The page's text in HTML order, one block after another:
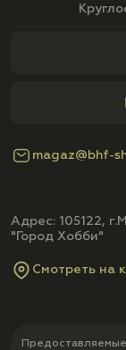
magaz@bhf-
Адрес: 105122,
"Город Хобби"
Смотреть на